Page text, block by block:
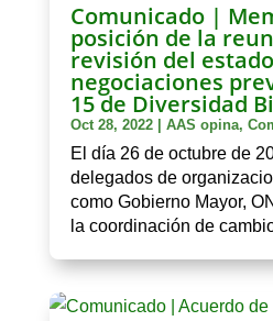
Comunicado |
posición de la
revisión del
negociaciones
15 de Diversidad
Oct 28, 2022| AAS opina,
El día 26 de octubre de
delegados de
como Gobierno Mayor,
la coordinación de